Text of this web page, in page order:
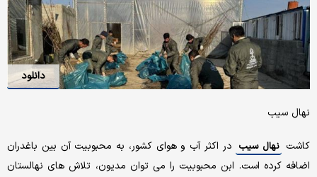
دانلود
نهال سیب
کاشت نهال سیب در اکثر آب و هوای کشور، به محبوبیت آن بین باغدران
اضافه کرده است. ابن محبوبیت را می توان مدیون، تلاش های نهالستان